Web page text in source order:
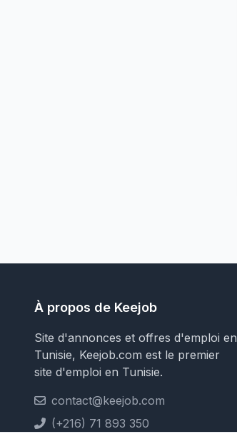
À propos de Keejob
Site d'annonces et offres d'emploi en
Tunisie, Keejob.com est le premier
site d'emploi en Tunisie.
contact@keejob.com
(+216) 71 893 350